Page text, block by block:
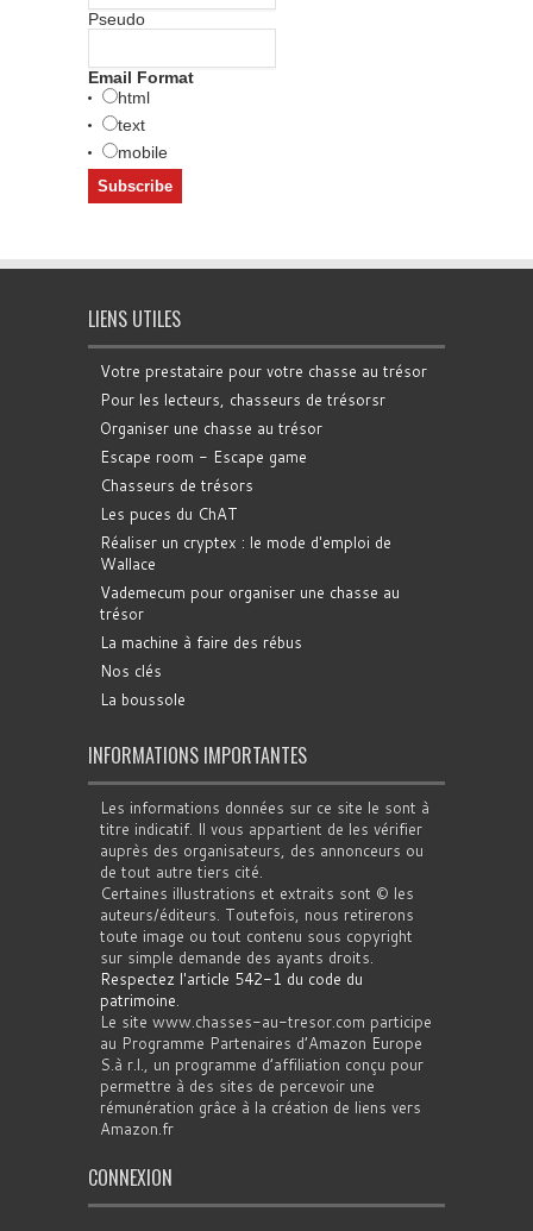
Pseudo
Email Format
html
text
mobile
LIENS UTILES
Votre prestataire pour votre chasse au trésor
Pour les lecteurs, chasseurs de trésorsr
Organiser une chasse au trésor
Escape room - Escape game
Chasseurs de trésors
Les puces du ChAT
Réaliser un cryptex : le mode d'emploi de
Wallace
Vademecum pour organiser une chasse au
trésor
La machine à faire des rébus
Nos clés
La boussole
INFORMATIONS IMPORTANTES
Les informations données sur ce site le sont à
titre indicatif. Il vous appartient de les vérifier
auprès des organisateurs, des annonceurs ou
de tout autre tiers cité.
Certaines illustrations et extraits sont © les
auteurs/éditeurs. Toutefois, nous retirerons
toute image ou tout contenu sous copyright
sur simple demande des ayants droits.
Respectez l'article 542-1 du code du
patrimoine.
Le site www.chasses-au-tresor.com participe
au Programme Partenaires d’Amazon Europe
S.à r.l., un programme d’affiliation conçu pour
permettre à des sites de percevoir une
rémunération grâce à la création de liens vers
Amazon.fr
CONNEXION